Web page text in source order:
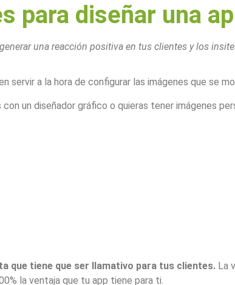
para diseñar una
una reacción positiva en tus clientes y los
a la hora de configurar las imágenes que se
un diseñador gráfico o quieras tener imágenes
que tiene que ser llamativo para tus clientes. La
la ventaja que tu app tiene para ti.